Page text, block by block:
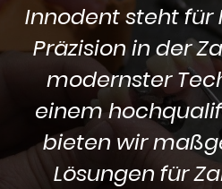
Innodent steht für
Präzision in der
modernster
einem
bieten wir
Lösungen für